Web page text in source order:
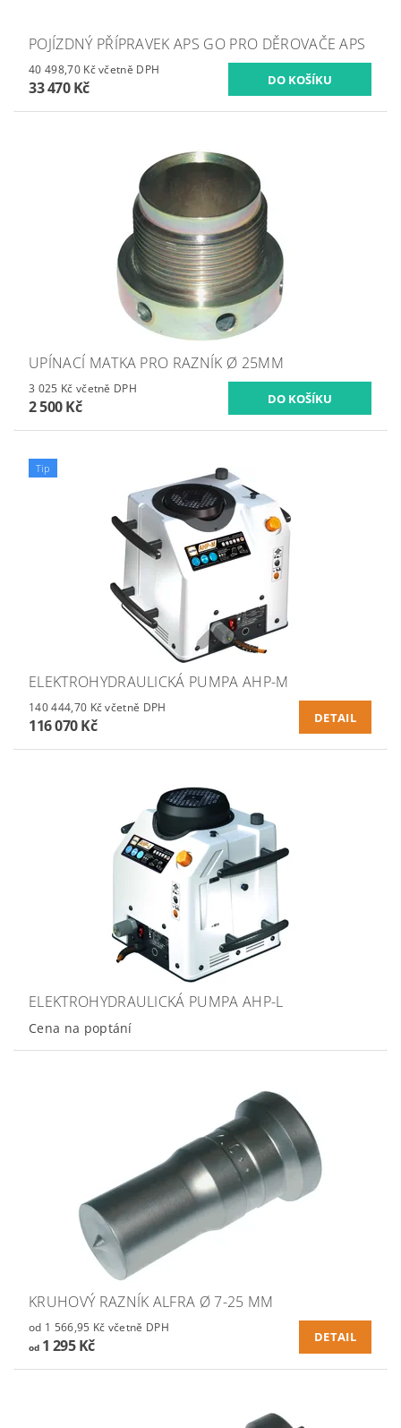
POJÍZDNÝ PŘÍPRAVEK APS GO PRO DĚROVAČE APS
40 498,70 Kč včetně DPH
33 470 Kč
UPÍNACÍ MATKA PRO RAZNÍK Ø 25MM
3 025 Kč včetně DPH
2 500 Kč
Tip
ELEKTROHYDRAULICKÁ PUMPA AHP-M
140 444,70 Kč včetně DPH
116 070 Kč DETAIL
ELEKTROHYDRAULICKÁ PUMPA AHP-L
Cena na poptání
KRUHOVÝ RAZNÍK ALFRA Ø 7-25 MM
od 1 566,95 Kč včetně DPH
od1 295 Kč DETAIL